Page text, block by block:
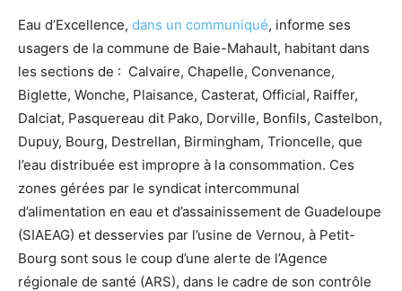
Eau d’Excellence, dans un communiqué, informe ses
usagers de la commune de Baie-Mahault, habitant dans
les sections de : Calvaire, Chapelle, Convenance,
Biglette, Wonche, Plaisance, Casterat, Official, Raiffer,
Dalciat, Pasquereau dit Pako, Dorville, Bonfils, Castelbon,
Dupuy, Bourg, Destrellan, Birmingham, Trioncelle, que
l’eau distribuée est impropre à la consommation. Ces
zones gérées par le syndicat intercommunal
d’alimentation en eau et d’assainissement de Guadeloupe
(SIAEAG) et desservies par l’usine de Vernou, à Petit-
Bourg sont sous le coup d’une alerte de l’Agence
régionale de santé (ARS), dans le cadre de son contrôle